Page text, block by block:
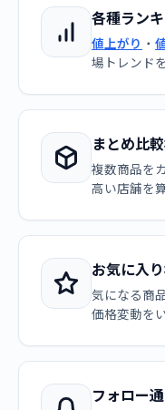
各種ラン
値上がり ・
場トレンド
まとめ比
複数商品を
高い店舗を算
お気に入
気になる商
価格変動を
フォロー